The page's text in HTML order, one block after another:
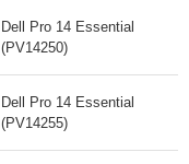
Dell Pro 14 Essential
(PV14250)
Dell Pro 14 Essential
(PV14255)